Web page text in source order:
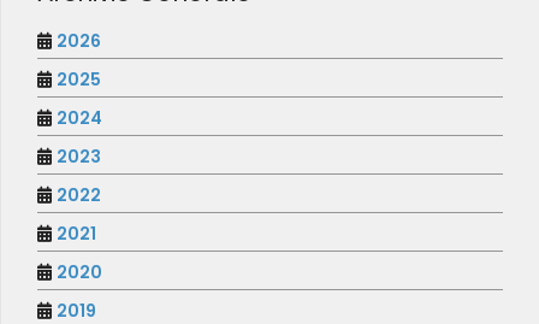
2026
2025
2024
2023
2022
2021
2020
2019